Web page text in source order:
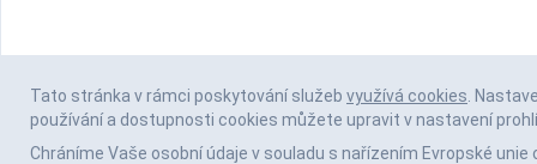
Tato stránka v rámci poskytování služeb využívá cookies .
používání a dostupnosti cookies můžete upravit v nastavení
Chráníme Vaše osobní údaje v souladu s nařízením Evropské unie